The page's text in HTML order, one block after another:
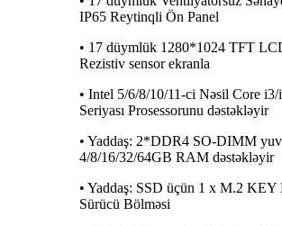
IP65 Reytinqli Ön Panel
• 17 düymlük 1280*1024 TFT
Rezistiv sensor ekranla
• Intel 5/6/8/10/11-ci Nəsil Core
Seriyası Prosessorunu dəstəkləyir
• Yaddaş: 2*DDR4 SO-DIMM
4/8/16/32/64GB RAM dəstəkləyir
• Yaddaş: SSD üçün 1 x M.2 KEY
Sürücü Bölməsi